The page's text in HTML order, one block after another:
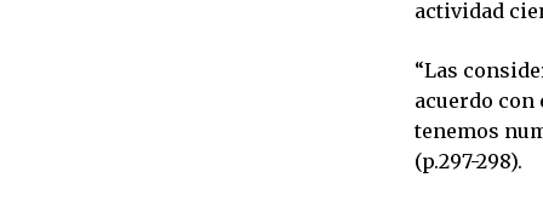
actividad
“Las
acuerdo
tenemos
(p.297-298).